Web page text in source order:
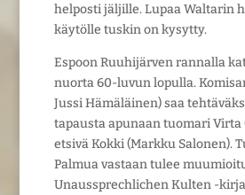
helposti jäljille. Lupaa Waltarin
käytölle tuskin on kysytty.
Espoon Ruuhijärven rannalla
nuorta 60-luvun lopulla.
Jussi Hämäläinen) saa
tapausta apunaan tuomari Virta
etsivä Kokki (Markku Salonen).
Palmua vastaan tulee
Unaussprechlichen Kulten -